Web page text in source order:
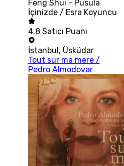
Feng Shui - Pusula
İçinizde / Esra Koyuncu
4.8 Satıcı Puanı
İstanbul, Üsküdar
Tout sur ma mere /
Pedro Almodovar